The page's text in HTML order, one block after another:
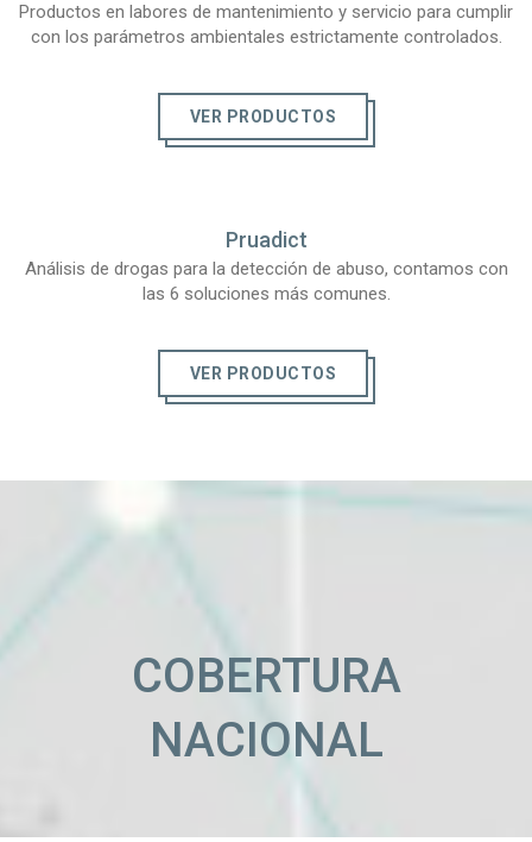
Productos en labores de mantenimiento y servicio para cumplir
con los parámetros ambientales estrictamente controlados.
VER PRODUCTOS
Pruadict
Análisis de drogas para la detección de abuso, contamos con
las 6 soluciones más comunes.
VER PRODUCTOS
COBERTURA
NACIONAL